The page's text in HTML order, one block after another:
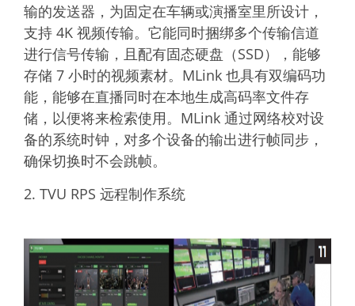
输的发送器，为固定在车辆或演播室里所设计，
支持 4K 视频传输。它能同时捆绑多个传输信道
进行信号传输，且配有固态硬盘（SSD），能够
存储 7 小时的视频素材。MLink 也具有双编码功
能，能够在直播同时在本地生成高码率文件存
储，以便将来检索使用。MLink 通过网络校对设
备的系统时钟，对多个设备的输出进行帧同步，
确保切换时不会跳帧。
2. TVU RPS 远程制作系统